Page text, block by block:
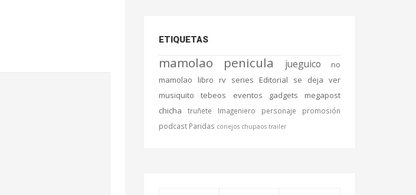
ETIQUETAS
mamolao penicula jueguico
no
mamolao
libro rv series Editorial
se deja ver
musiquito
tebeos eventos gadgets
megapost
chicha
truñete Imageniero personaje
promosión
podcast Paridas conejos chupaos trailer